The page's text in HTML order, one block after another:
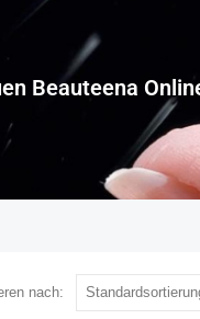
Beauteena
nach: